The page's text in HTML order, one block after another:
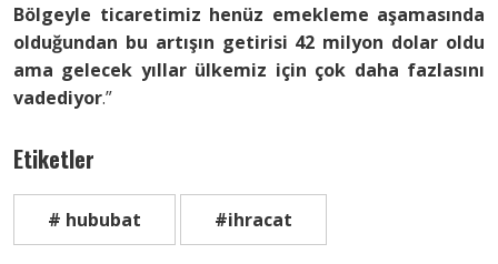
Bölgeyle ticaretimiz henüz emekleme aşamasında
olduğundan bu artışın getirisi 42 milyon dolar oldu
ama gelecek yıllar ülkemiz için çok daha fazlasını
vadediyor.”
Etiketler
# hububat #ihracat